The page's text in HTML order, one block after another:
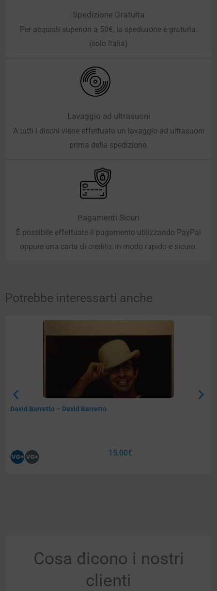
Spedizione Gratuita
Per acquisti superiori a 50€, la spedizione è gratuita.
(solo Italia)
Lavaggio ad ultrasuoni
A tutti i dischi viene effettuato un lavaggio ad ultrasuoni
prima della spedizione.
Pagamenti Sicuri
È possibile effettuare il pagamento utilizzando PayPal
oppure una carta di credito, in modo rapido e sicuro.
Potrebbe interessarti anche
David Barretto – David Barretto
15,00€
Cosa dicono i nostri
clienti